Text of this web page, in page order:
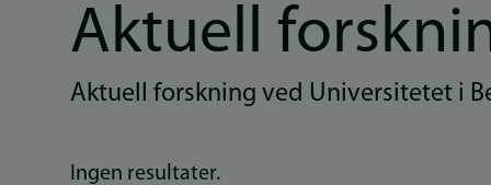
Aktuell
Aktuell forskning ved Universitetet i
Ingen resultater.